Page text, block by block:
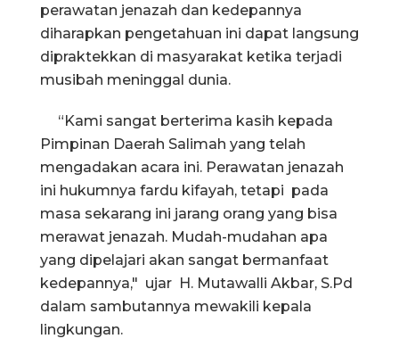
perawatan jenazah dan kedepannya
diharapkan pengetahuan ini dapat langsung
dipraktekkan di masyarakat ketika terjadi
musibah meninggal dunia.
“Kami sangat berterima kasih kepada
Pimpinan Daerah Salimah yang telah
mengadakan acara ini. Perawatan jenazah
ini hukumnya fardu kifayah, tetapi pada
masa sekarang ini jarang orang yang bisa
merawat jenazah. Mudah-mudahan apa
yang dipelajari akan sangat bermanfaat
kedepannya," ujar H. Mutawalli Akbar, S.Pd
dalam sambutannya mewakili kepala
lingkungan.